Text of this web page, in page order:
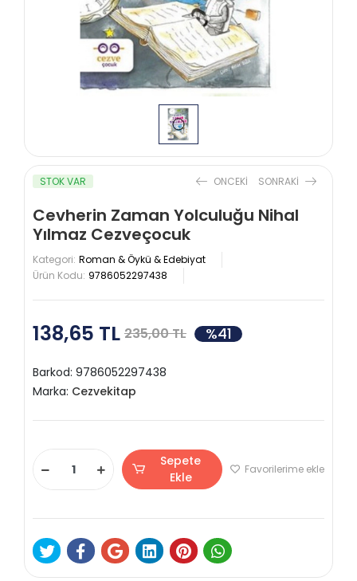
STOK VAR ONCEKI SONRAKI
Cevherin Zaman Yolculuğu Nihal
Yılmaz Cezveçocuk
Kategori: Roman & Öykü & Edebiyat
Ürün Kodu: 9786052297438
138,65 TL 235,00 TL %41
Barkod: 9786052297438
Marka: Cezvekitap
Sepete
Ekle
Favorilerime ekle